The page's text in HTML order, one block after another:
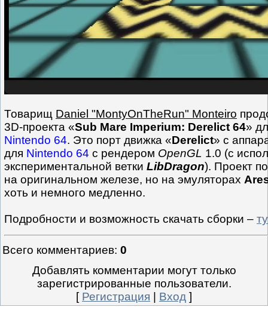
Товарищ Daniel "MontyOnTheRun" Monteiro
3D-проекта «Sub Mare Imperium: Derelict 64»
Nintendo 64. Это порт движка «Derelict» с
для Nintendo 64 с рендером OpenGL 1.0 (с
экспериментальной ветки LibDragon). Проект
на оригинальном железе, но на эмуляторах
хоть и немного медленно.
Подробности и возможность скачать сборки –
Всего комментариев: 0
Добавлять комментарии могут только
зарегистрированные пользователи.
[ Регистрация Вход ]